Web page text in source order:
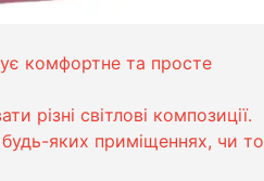
комфортне та просте
різні світлові композиції.
яких приміщеннях, чи то